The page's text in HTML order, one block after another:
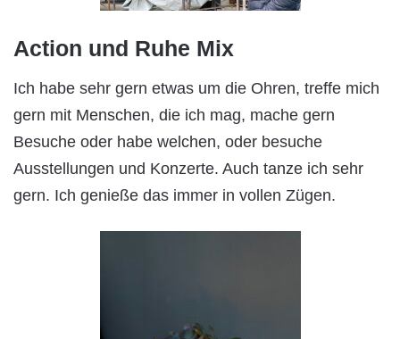
Action und Ruhe Mix
Ich habe sehr gern etwas um die Ohren, treffe mich
gern mit Menschen, die ich mag, mache gern
Besuche oder habe welchen, oder besuche
Ausstellungen und Konzerte. Auch tanze ich sehr
gern. Ich genieße das immer in vollen Zügen.